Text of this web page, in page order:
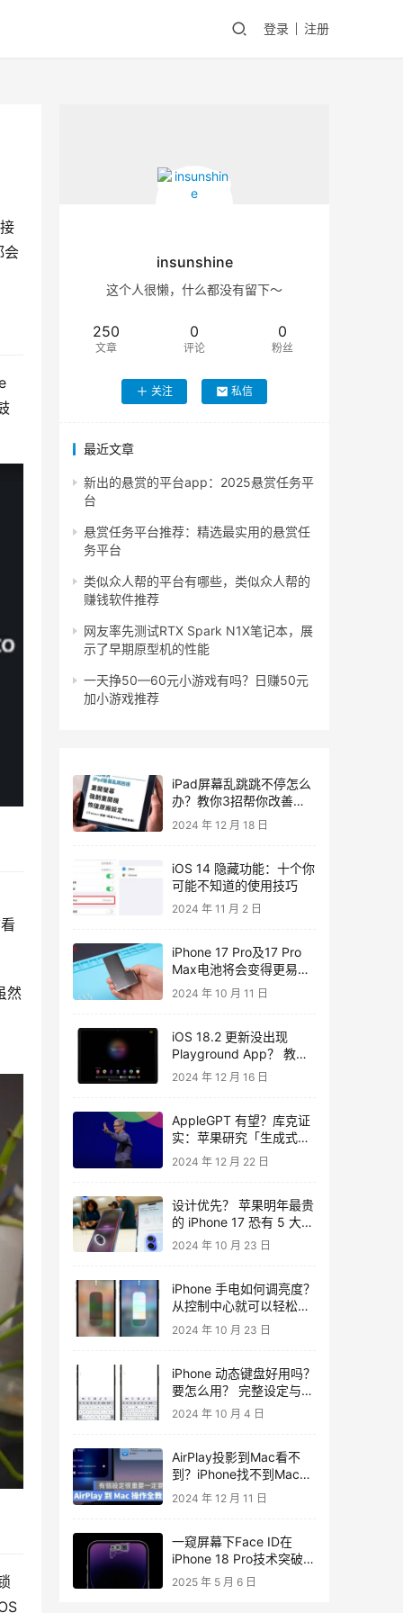
登录 注册
会
然
insunshine
这个人很懒，什么都没有留下～
250
文章
0
评论
0
粉丝
关注 私信
最近文章
新出的悬赏的平台app：2025悬赏任务平
台
悬赏任务平台推荐：精选最实用的悬赏任
务平台
类似众人帮的平台有哪些，类似众人帮的
赚钱软件推荐
网友率先测试RTX Spark N1X笔记本，展
示了早期原型机的性能
一天挣50—60元小游戏有吗？日赚50元
加小游戏推荐
iPad屏幕乱跳跳不停怎么
办？教你3招帮你改善触
控失控问题
2024 年 12 月 18 日
iOS 14 隐藏功能：十个你
可能不知道的使用技巧
2024 年 11 月 2 日
iPhone 17 Pro及17 Pro
Max电池将会变得更易更
换
2024 年 10 月 11 日
iOS 18.2 更新没出现
Playground App？ 教你
一键快速启用 AI 文生图
2024 年 12 月 16 日
AppleGPT 有望？库克证
实：苹果研究「生成式
AI」好几年了。
2024 年 12 月 22 日
设计优先？ 苹果明年最贵
的 iPhone 17 恐有 5 大规
格要妥协
2024 年 10 月 23 日
iPhone 手电如何调亮度？
从控制中心就可以轻松调
整！
2024 年 10 月 23 日
iPhone 动态键盘好用吗？
要怎么用？ 完整设定与练
习技巧教程
2024 年 10 月 4 日
AirPlay投影到Mac看不
到？iPhone找不到Mac的
问题怎么解决？
2024 年 12 月 11 日
一窥屏幕下Face ID在
iPhone 18 Pro技术突破与
创新挑战
2025 年 5 月 6 日